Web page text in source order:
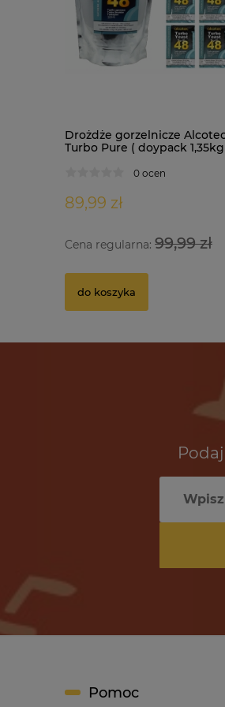
Drożdże gorzelnicze
Turbo Pure ( doypack
0 ocen
89,99 zł
Cena regularna: 99,99 zł
do koszyka
Pomoc